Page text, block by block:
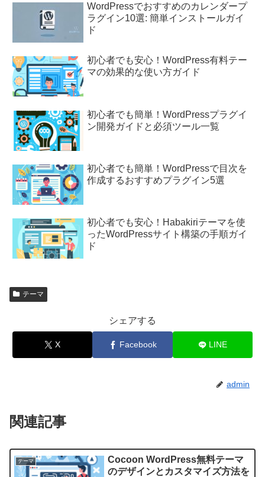
WordPressでおすすめのカレンダープ
ラグイン10選: 簡単インストールガイ
ド
初心者でも安心！WordPress有料テー
マの効果的な使い方ガイド
初心者でも簡単！WordPressプラグイ
ン開発ガイドと必須ツール一覧
初心者でも簡単！WordPressで目次を
作成するおすすめプラグイン5選
初心者でも安心！Habakiriテーマを使
ったWordPressサイト構築の手順ガイ
ド
テーマ
シェアする
X Facebook LINE
admin
関連記事
テーマ
Cocoon WordPress無料テーマ
のデザインとカスタマイズ方法を